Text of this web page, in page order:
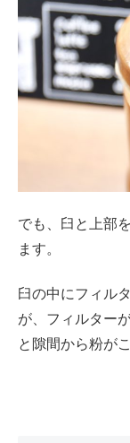
でも、臼と上部
ます。
臼の中にフィル
が、フィルター
と隙間から粉が